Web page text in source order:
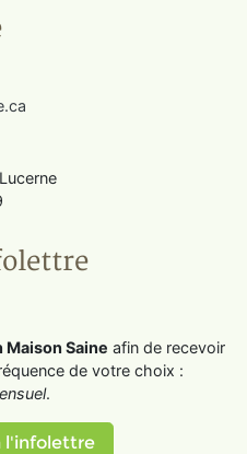
Maison Saine afin de recevoir
de votre choix :
.
l'infolettre